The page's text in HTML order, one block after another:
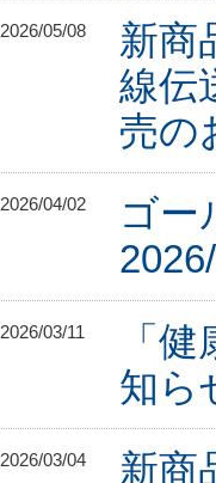
2026/05/08
新商
線伝
売の
2026/04/02
ゴー
2026/03/11
「
知ら
2026/03/04 新商